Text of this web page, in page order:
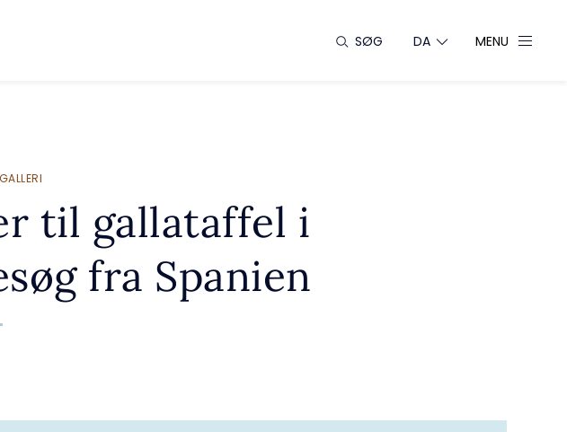
SØG DA MENU
til gallataffel i
fra Spanien